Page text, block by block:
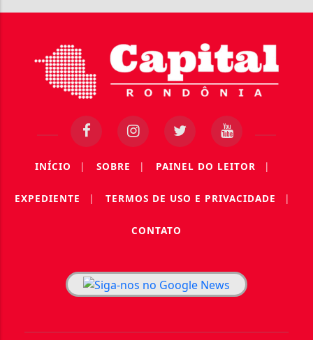
INÍCIO | SOBRE | PAINEL DO LEITOR |
EXPEDIENTE | TERMOS DE USO E PRIVACIDADE |
CONTATO